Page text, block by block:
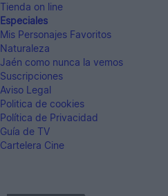
Tienda on line
Especiales
Mis Personajes Favoritos
Naturaleza
Jaén como nunca la vemos
Suscripciones
Aviso Legal
Politica de cookies
Política de Privacidad
Guía de TV
Cartelera Cine